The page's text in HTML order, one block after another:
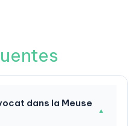
dans la Meuse
▼